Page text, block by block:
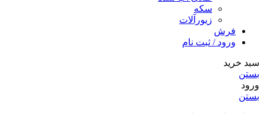
سکه
زیورآلات
فرش
ورود / ثبت نام
سبد خرید
بستن
ورود
بستن